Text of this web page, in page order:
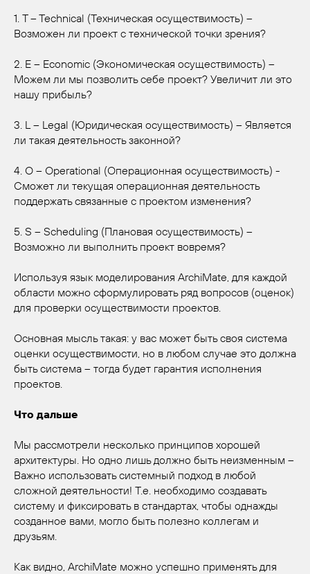
1. T – Technical (Техническая осуществимость) –
Возможен ли проект с технической точки зрения?
2. E – Economic (Экономическая осуществимость) –
Можем ли мы позволить себе проект? Увеличит ли это
нашу прибыль?
3. L – Legal (Юридическая осуществимость) – Является
ли такая деятельность законной?
4. O – Operational (Операционная осуществимость) -
Сможет ли текущая операционная деятельность
поддержать связанные с проектом изменения?
5. S – Scheduling (Плановая осуществимость) –
Возможно ли выполнить проект вовремя?
Используя язык моделирования ArchiMate, для каждой
области можно сформулировать ряд вопросов (оценок)
для проверки осуществимости проектов.
Основная мысль такая: у вас может быть своя система
оценки осуществимости, но в любом случае это должна
быть система – тогда будет гарантия исполнения
проектов.
Что дальше
Мы рассмотрели несколько принципов хорошей
архитектуры. Но одно лишь должно быть неизменным –
Важно использовать системный подход в любой
сложной деятельности! Т.е. необходимо создавать
систему и фиксировать в стандартах, чтобы однажды
созданное вами, могло быть полезно коллегам и
друзьям.
Как видно, ArchiMate можно успешно применять для